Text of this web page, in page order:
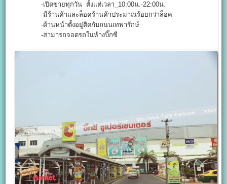
-เปิดขายทุกวัน ตั้งแต่เวลา_10:00น.-22:00น.
-มีร้านค้าและล็อคร้านค้าประมาณร้อยกว่าล็อค
-ด้านหน้าตั้งอยู่ติดกับถนนเทพารักษ์
-สามารถจอดรถในห้างบิ๊กซี